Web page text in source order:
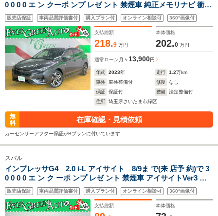
0 0 0 0 エ ン クーポ ンプ レゼ ント 禁煙車 純正メモリナビ 衝突
軽減ブレーキ 全周囲モニター ETC 車線逸脱警報 パワーシート
アクセスキー プッシュスタート ハンドル&シートヒーター
販売店保証 車両品質評価書付 購入プラン付 オンライン相談可 360°画像付
支払総額
218.9 万円
本体価格
202.0 万円
通常ローン 月々 13,900円
年式 2023年 走行 1.2万km
車検
車検整備付 修復
なし
保証
保証付 整備
法定整備付
住所
埼玉県さいたま市緑区
無
料
在庫確認・見積依頼
カーセンサーアフター保証がBプランに付いています
スバル
インプレッサG4 2.0 i-L アイサイト 8/9ま で(来 店予 約)で 3
0 0 0 0 エ ン ク ーポ ンプ レゼ ント 禁煙車 アイサイトVer3 ブ
ラインドスポットモニター 純正SDナビ レザーシート 衝突軽減
ブレーキ レーンキープ バックカメラ Bluetooth
販売店保証 車両品質評価書付 購入プラン付 オンライン相談可 360°画像付
支払総額 本体価格